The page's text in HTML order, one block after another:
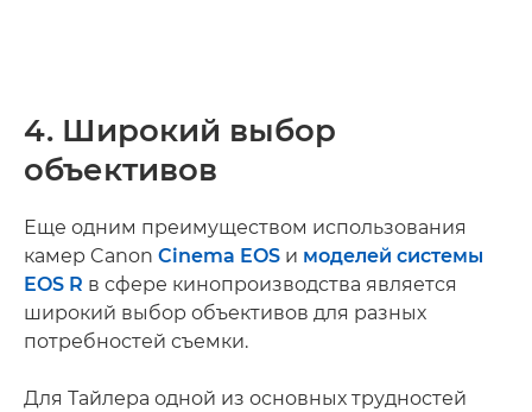
4. Широкий выбор
объективов
Еще одним преимуществом использования
камер Canon Cinema EOS и моделей системы
EOS R в сфере кинопроизводства является
широкий выбор объективов для разных
потребностей съемки.
Для Тайлера одной из основных трудностей